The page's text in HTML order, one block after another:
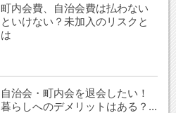
町内会費、自治会費は払わない
といけない？未加入のリスクと
は
自治会・町内会を退会したい！
暮らしへのデメリットはある？...